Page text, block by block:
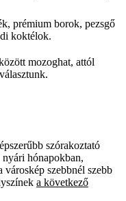
prémium borok, pezsgő
koktélok.
mozoghat, attól
szórakoztató
hónapokban,
szebbnél szebb
a következő